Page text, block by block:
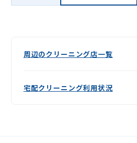
周辺のクリーニング店一覧
宅配クリーニング利用状況